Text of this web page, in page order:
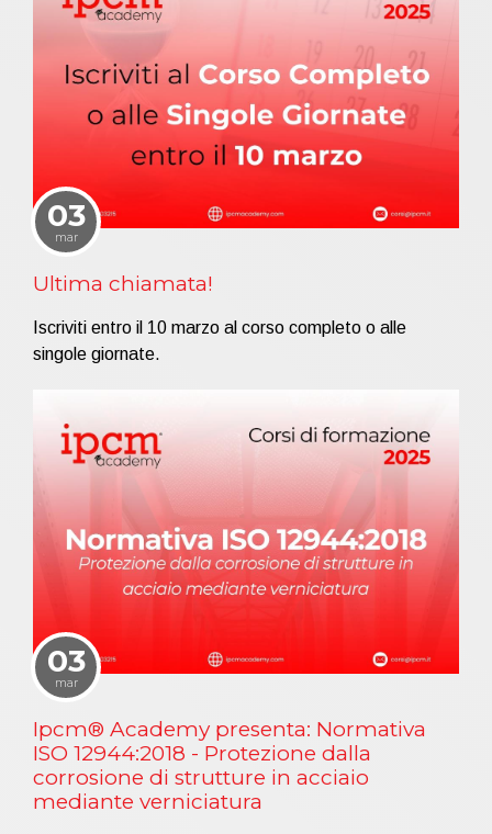
03
mar
Ultima chiamata!
Iscriviti entro il 10 marzo al corso completo o alle
singole giornate.
03
mar
Ipcm® Academy presenta: Normativa
ISO 12944:2018 - Protezione dalla
corrosione di strutture in acciaio
mediante verniciatura